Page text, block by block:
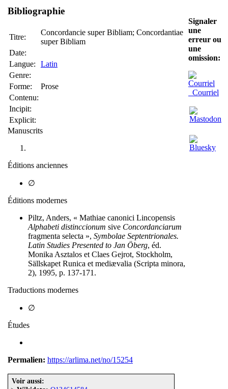
Bibliographie
Titre:
Concordancie super Bibliam; Concordantiae
super Bibliam
Date:
Langue:
Latin
Genre:
Forme:
Prose
Contenu:
Incipit:
Explicit:
Manuscrits
Éditions anciennes
∅
Éditions modernes
Piltz, Anders, « Mathiae canonici Lincopensis
Alphabeti distinccionum sive Concordanciarum
fragmenta selecta », Symbolae Septentrionales.
Latin Studies Presented to Jan Öberg, éd.
Monika Asztalos et Claes Gejrot, Stockholm,
Sällskapet Runica et mediævalia (Scripta minora,
2), 1995, p. 137-171.
Traductions modernes
∅
Études
Permalien: https://arlima.net/no/15254
Voir aussi:
Signaler
une
erreur ou
une
omission:
Courriel